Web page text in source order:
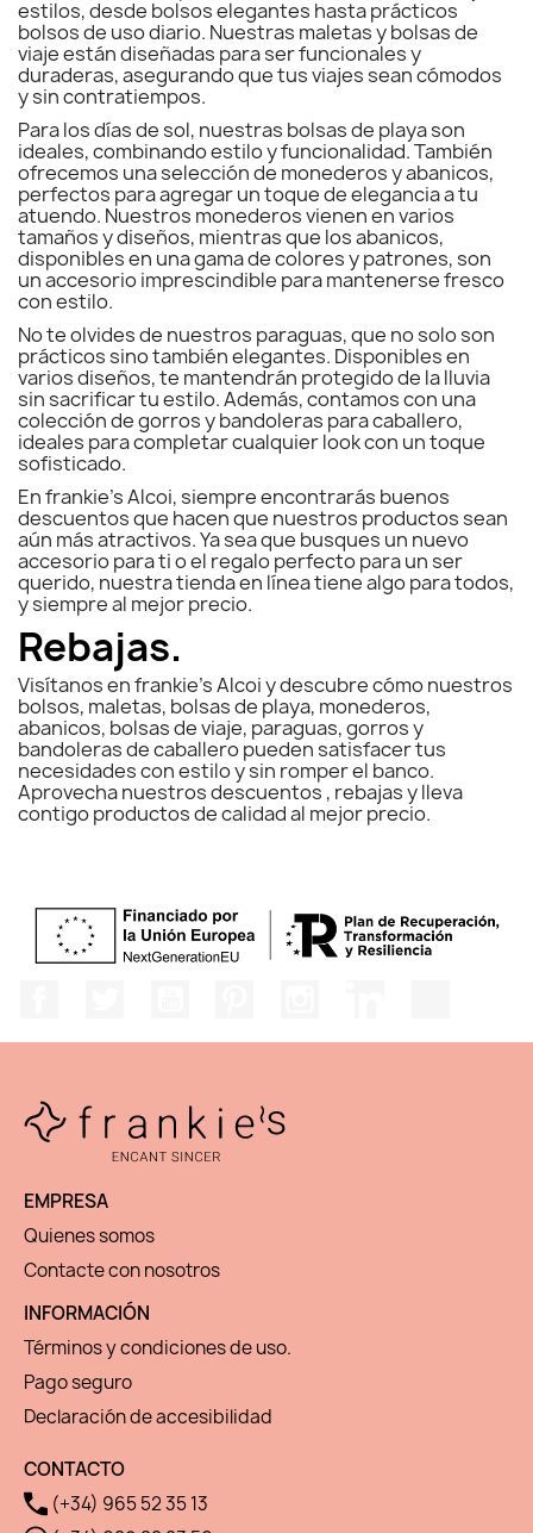
estilos, desde bolsos elegantes hasta prácticos
bolsos de uso diario. Nuestras maletas y bolsas de
viaje están diseñadas para ser funcionales y
duraderas, asegurando que tus viajes sean cómodos
y sin contratiempos.
Para los días de sol, nuestras bolsas de playa son
ideales, combinando estilo y funcionalidad. También
ofrecemos una selección de monederos y abanicos,
perfectos para agregar un toque de elegancia a tu
atuendo. Nuestros monederos vienen en varios
tamaños y diseños, mientras que los abanicos,
disponibles en una gama de colores y patrones, son
un accesorio imprescindible para mantenerse fresco
con estilo.
No te olvides de nuestros paraguas, que no solo son
prácticos sino también elegantes. Disponibles en
varios diseños, te mantendrán protegido de la lluvia
sin sacrificar tu estilo. Además, contamos con una
colección de gorros y bandoleras para caballero,
ideales para completar cualquier look con un toque
sofisticado.
En frankie’s Alcoi, siempre encontrarás buenos
descuentos que hacen que nuestros productos sean
aún más atractivos. Ya sea que busques un nuevo
accesorio para ti o el regalo perfecto para un ser
querido, nuestra tienda en línea tiene algo para todos,
y siempre al mejor precio.
Rebajas.
Visítanos en frankie’s Alcoi y descubre cómo nuestros
bolsos, maletas, bolsas de playa, monederos,
abanicos, bolsas de viaje, paraguas, gorros y
bandoleras de caballero pueden satisfacer tus
necesidades con estilo y sin romper el banco.
Aprovecha nuestros descuentos , rebajas y lleva
contigo productos de calidad al mejor precio.
EMPRESA
Quienes somos
Contacte con nosotros
INFORMACIÓN
Términos y condiciones de uso.
Pago seguro
Declaración de accesibilidad
CONTACTO
(+34) 965 52 35 13